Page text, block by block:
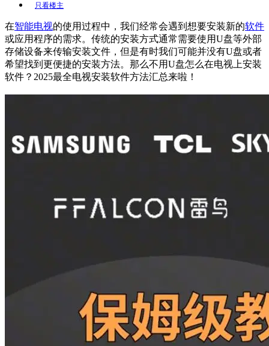
只看楼主
在智能电视的使用过程中，我们经常会遇到想要安装新的软件
或应用程序的需求。传统的安装方式通常需要使用U盘等外部
存储设备来传输安装文件，但是有时我们可能并没有U盘或者
希望找到更便捷的安装方法。那么不用U盘怎么在电视上安装
软件？2025最全电视安装软件方法汇总来啦！